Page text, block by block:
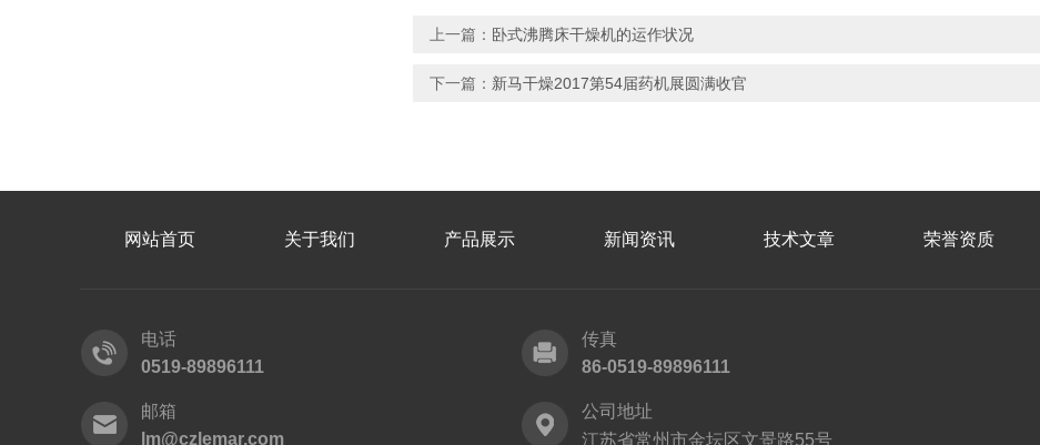
上一篇： 卧式沸腾床干燥机的运作状况
下一篇： 新马干燥2017第54届药机展圆满收官
网站首页 关于我们 产品展示 新闻资讯 技术文章 荣誉资质
电话
0519-89896111
传真
86-0519-89896111
邮箱
lm@czlemar.com
公司地址
江苏省常州市金坛区文景路55号